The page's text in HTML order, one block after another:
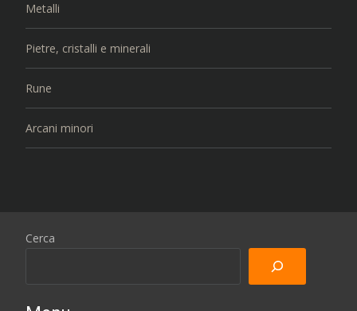
Metalli
Pietre, cristalli e minerali
Rune
Arcani minori
Cerca